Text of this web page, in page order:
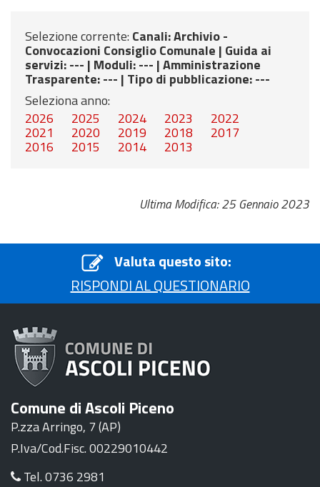
Selezione corrente: Canali: Archivio -
Convocazioni Consiglio Comunale | Guida ai
servizi: --- | Moduli: --- |Amministrazione
Trasparente: --- | Tipo di pubblicazione: ---
Seleziona anno:
2026
2025 2024 2023 2022
2021 2020 2019 2018 2017
2016 2015 2014 2013
Ultima Modifica: 25 Gennaio 2023
Valuta questo sito:
RISPONDI AL QUESTIONARIO
Comune di Ascoli Piceno
P.zza Arringo, 7 (AP)
P.Iva/Cod.Fisc. 00229010442
Tel. 0736 2981